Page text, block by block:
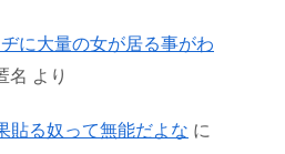
に大量の女が居る事がわ
名 より
貼る奴って無能だよな に